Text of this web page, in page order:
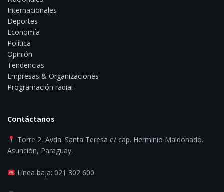
Internacionales
Deportes
Economía
Política
Opinión
Tendencias
Empresas & Organizaciones
Programación radial
Contáctanos
Torre 2, Avda. Santa Teresa e/ cap. Herminio Maldonado.
Asunción, Paraguay.
Línea baja: 021 302 600